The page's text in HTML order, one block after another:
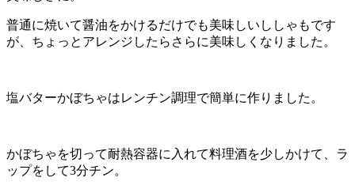
普通に焼いて醤油をかけるだけでも美味しいししゃもです
が、ちょっとアレンジしたらさらに美味しくなりました。
塩バターかぼちゃはレンチン調理で簡単に作りました。
かぼちゃを切って耐熱容器に入れて料理酒を少しかけて、ラ
ップをして3分チン。